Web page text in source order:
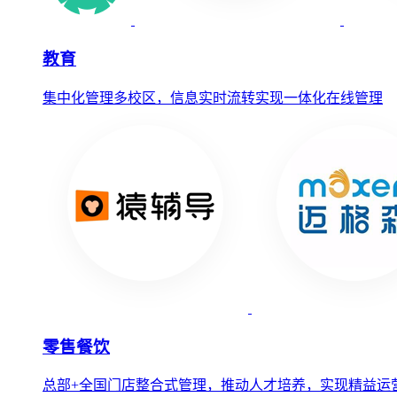
教育
集中化管理多校区，信息实时流转实现一体化在线管理
零售餐饮
总部+全国门店整合式管理，推动人才培养，实现精益运